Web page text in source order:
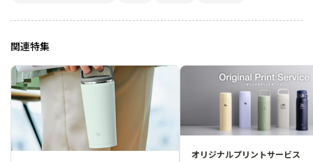
関連特集
オリジナルプリントサービス